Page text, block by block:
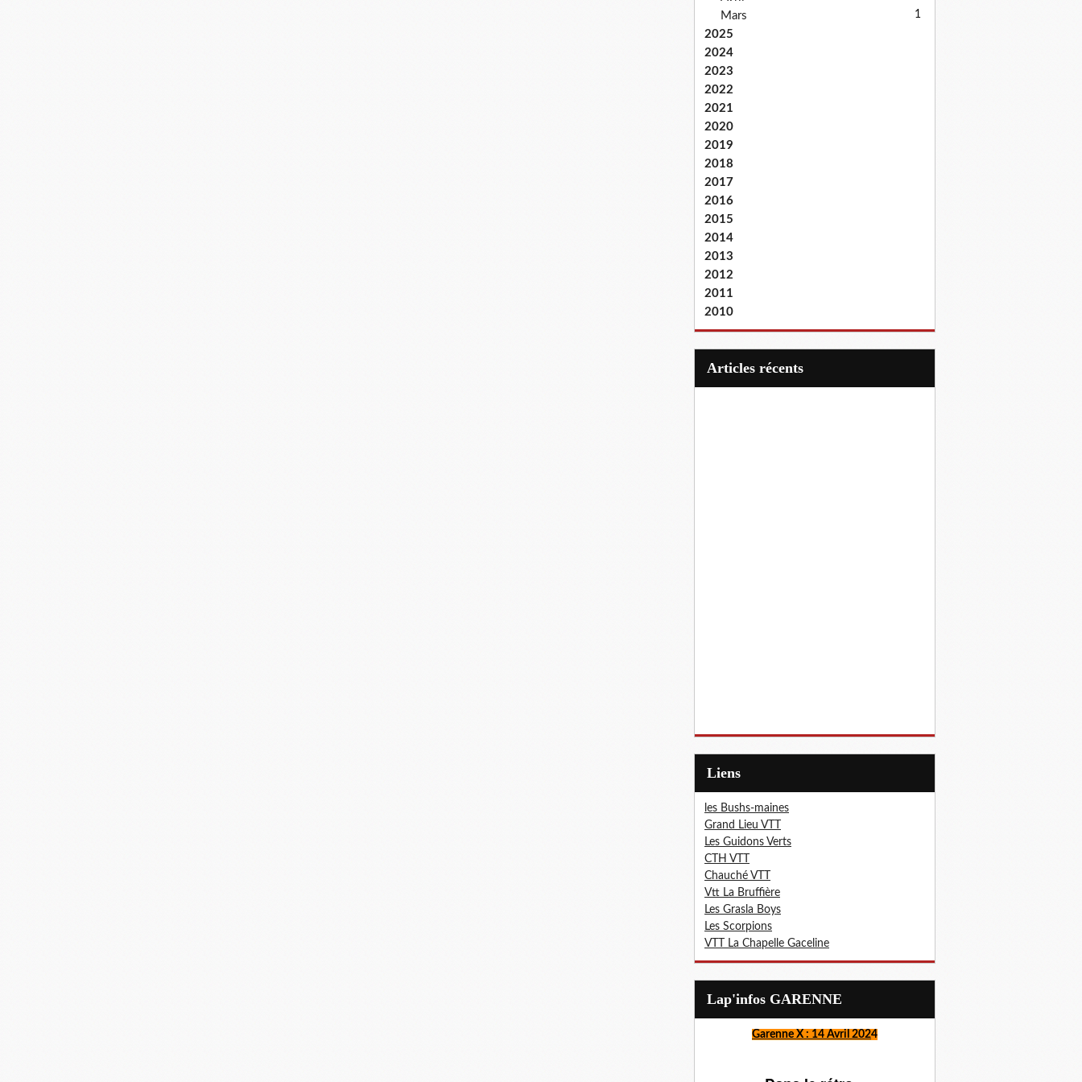
Mars 1
2025
2024
2023
2022
2021
2020
2019
2018
2017
2016
2015
2014
2013
2012
2011
2010
articles récents
Liens
les Bushs-maines
Grand Lieu VTT
Les Guidons Verts
CTH VTT
Chauché VTT
Vtt La Bruffière
Les Grasla Boys
Les Scorpions
VTT La Chapelle Gaceline
Lap'infos GARENNE
Garenne X : 14 Avril 2024